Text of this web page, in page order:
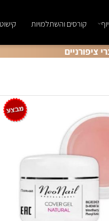
קורסים והשתלמויות קישוטים